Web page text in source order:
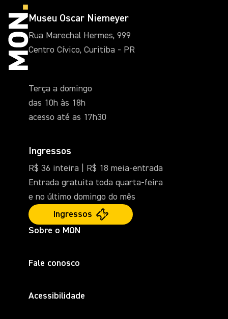
Museu Oscar Niemeyer
Rua Marechal Hermes, 999
Centro Cívico, Curitiba - PR
Terça a domingo
das 10h às 18h
acesso até as 17h30
Ingressos
R$ 36 inteira | R$ 18 meia-entrada
Entrada gratuita toda quarta-feira
e no último domingo do mês
Ingressos
Sobre o MON
Fale conosco
Acessibilidade